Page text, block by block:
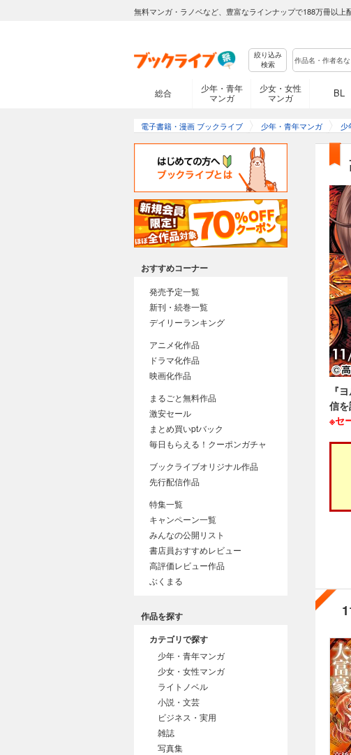
無料マンガ・ラノベなど、豊富なラインナップで188万冊以上
絞り込み
検索
総合
少年・青年
マンガ
少女・女性
マンガ
BL
電子書籍・漫画 ブックライブ 少年・青年マンガ 少
おすすめコーナー
発売予定一覧
新刊・続巻一覧
デイリーランキング
アニメ化作品
ドラマ化作品
映画化作品
まるごと無料作品
激安セール
まとめ買いptバック
毎日もらえる！クーポンガチャ
ブックライブオリジナル作品
先行配信作品
特集一覧
キャンペーン一覧
みんなの公開リスト
書店員おすすめレビュー
高評価レビュー作品
ぶくまる
作品を探す
カテゴリで探す
少年・青年マンガ
少女・女性マンガ
ライトノベル
小説・文芸
ビジネス・実用
雑誌
写真集
『
信
※セ